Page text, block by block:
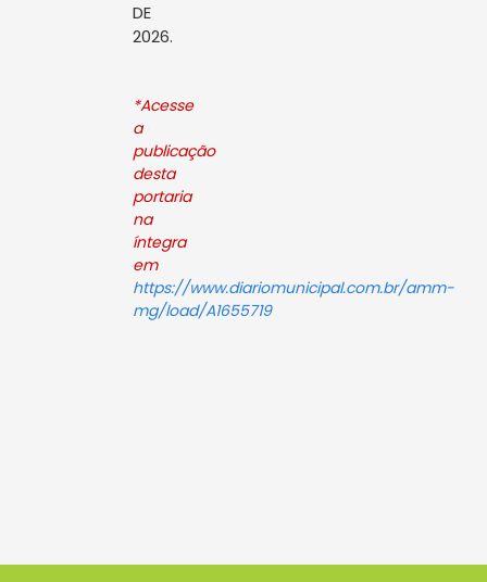
DE
2026.
*Acesse
a
publicação
desta
portaria
na
íntegra
em
https://www.diariomunicipal.com.br/amm-
mg/load/A1655719